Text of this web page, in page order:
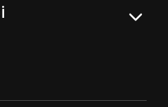
z pojemnikiem na
popularne w
i utrzymać porządek. Do
pomieszczenie tworzyło
Meble do sypialni w